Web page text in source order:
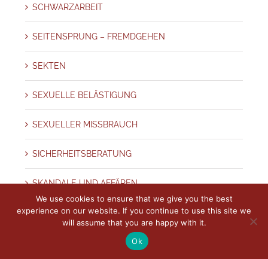
SCHWARZARBEIT
SEITENSPRUNG – FREMDGEHEN
SEKTEN
SEXUELLE BELÄSTIGUNG
SEXUELLER MISSBRAUCH
SICHERHEITSBERATUNG
SKANDALE UND AFFÄREN
SORGERECHT
We use cookies to ensure that we give you the best
experience on our website. If you continue to use this site we
will assume that you are happy with it.
Ok